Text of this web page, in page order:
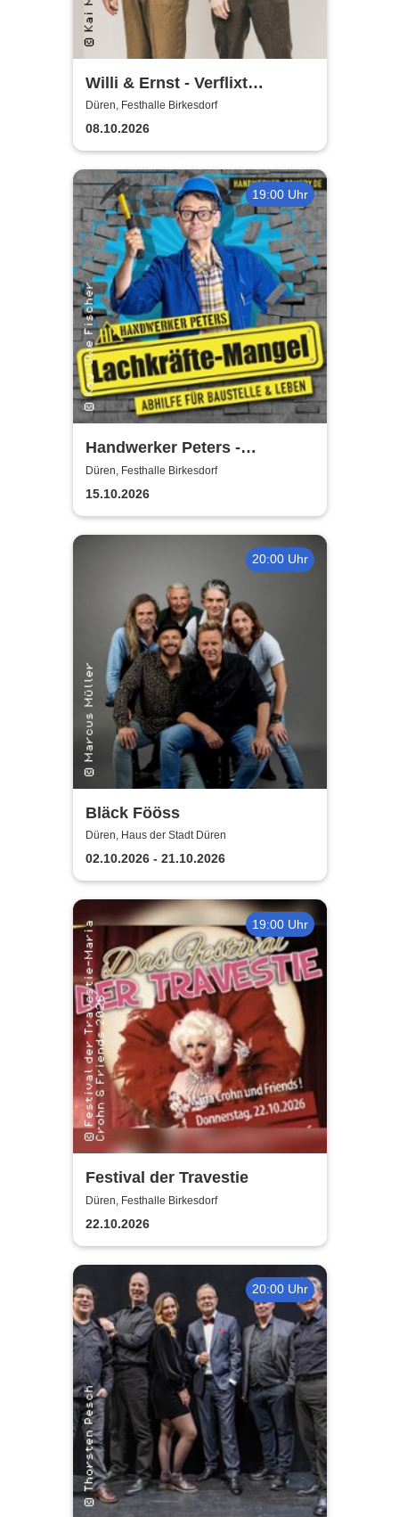
Willi & Ernst - Verflixt
nochemol
Düren, Festhalle Birkesdorf
08.10.2026
19:00 Uhr
Handwerker Peters -
Lachkräfte-Mangel | Abhilfe
für Baustelle & Leben
Düren, Festhalle Birkesdorf
15.10.2026
20:00 Uhr
Bläck Fööss
Düren, Haus der Stadt Düren
02.10.2026 - 21.10.2026
19:00 Uhr
Festival der Travestie
Düren, Festhalle Birkesdorf
22.10.2026
20:00 Uhr